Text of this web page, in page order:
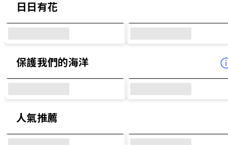
日日有花
保護我們的海洋
人氣推薦